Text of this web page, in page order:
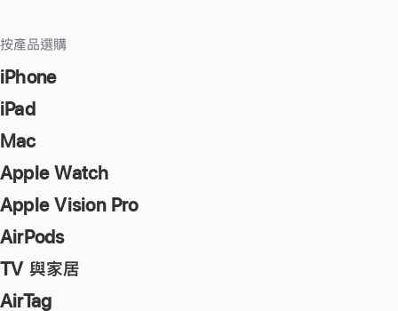
按產品選購
iPhone
iPad
Mac
Apple Watch
Apple Vision Pro
AirPods
TV 與家居
AirTag